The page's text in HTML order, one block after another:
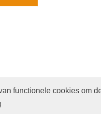
functionele cookies om